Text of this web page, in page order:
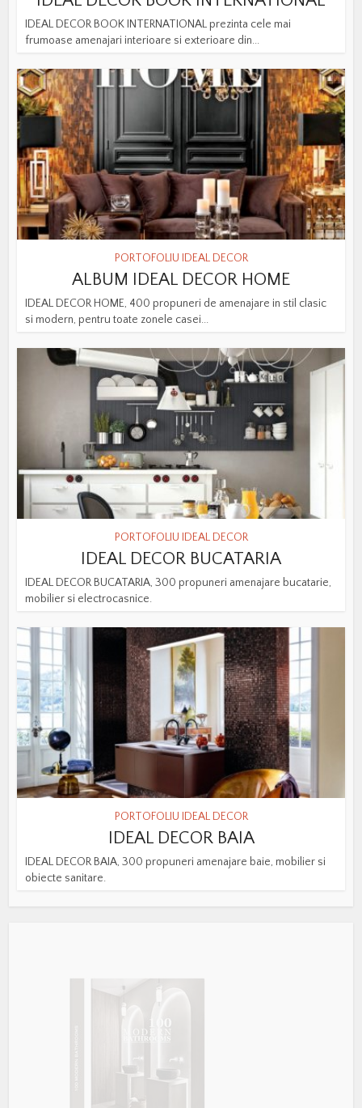
IDEAL DECOR BOOK INTERNATIONAL prezinta cele mai
frumoase amenajari interioare si exterioare din...
PORTOFOLIU IDEAL DECOR
ALBUM IDEAL DECOR HOME
IDEAL DECOR HOME, 400 propuneri de amenajare in stil clasic
si modern, pentru toate zonele casei...
PORTOFOLIU IDEAL DECOR
IDEAL DECOR BUCATARIA
IDEAL DECOR BUCATARIA, 300 propuneri amenajare bucatarie,
mobilier si electrocasnice.
PORTOFOLIU IDEAL DECOR
IDEAL DECOR BAIA
IDEAL DECOR BAIA, 300 propuneri amenajare baie, mobilier si
obiecte sanitare.